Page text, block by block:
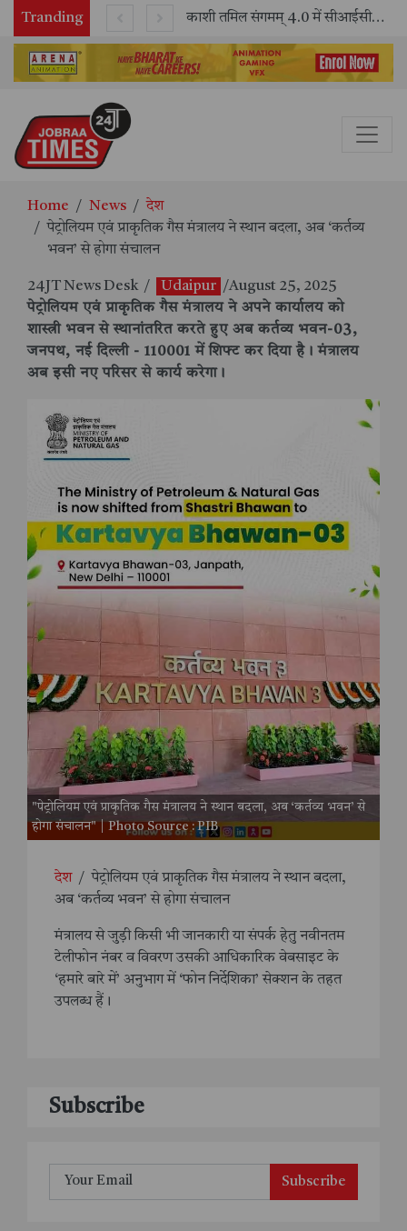
Tranding काशी तमिल संगमम् 4.0 में सीआईसीटी का स्टॉल बना तमिल भाषा और संस्कृति का केंद्र, ‘तमिल करकलाम’ से सीखना हुआ सरल
Home News
देश
पेट्रोलियम एवं प्राकृतिक गैस मंत्रालय ने स्थान बदला, अब ‘कर्तव्य
भवन’ से होगा संचालन
24JT News Desk / Udaipur /August 25, 2025
पेट्रोलियम एवं प्राकृतिक गैस मंत्रालय ने अपने कार्यालय को
शास्त्री भवन से स्थानांतरित करते हुए अब कर्तव्य भवन-03,
जनपथ, नई दिल्ली - 110001 में शिफ्ट कर दिया है। मंत्रालय
अब इसी नए परिसर से कार्य करेगा।
"पेट्रोलियम एवं प्राकृतिक गैस मंत्रालय ने स्थान बदला, अब ‘कर्तव्य भवन’ से
होगा संचालन" | Photo Source : PIB
देश / पेट्रोलियम एवं प्राकृतिक गैस मंत्रालय ने स्थान बदला,
अब ‘कर्तव्य भवन’ से होगा संचालन
मंत्रालय से जुड़ी किसी भी जानकारी या संपर्क हेतु नवीनतम
टेलीफोन नंबर व विवरण उसकी आधिकारिक वेबसाइट के
‘हमारे बारे में’ अनुभाग में ‘फोन निर्देशिका’ सेक्शन के तहत
उपलब्ध हैं।
Subscribe
Subscribe